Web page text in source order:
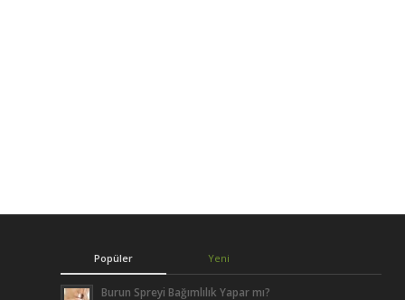
Popüler Yeni
Burun Spreyi Bağımlılık Yapar mı?